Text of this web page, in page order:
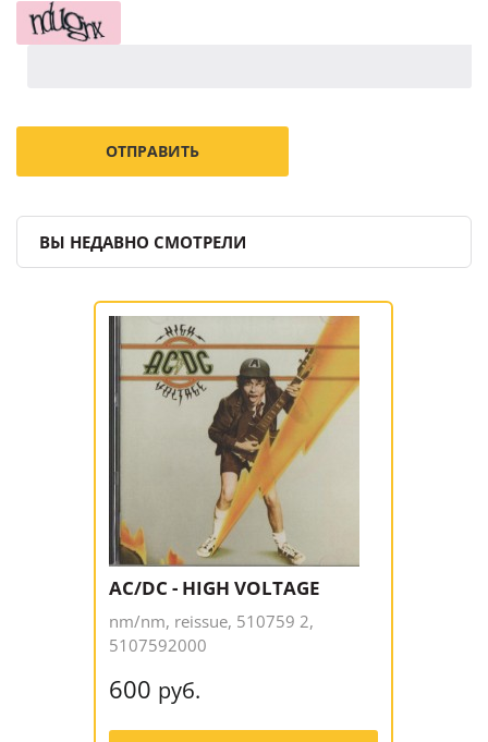
ВЫ НЕДАВНО СМОТРЕЛИ
AC/DC - HIGH VOLTAGE
nm/nm, reissue, 510759 2,
5107592000
600 руб.